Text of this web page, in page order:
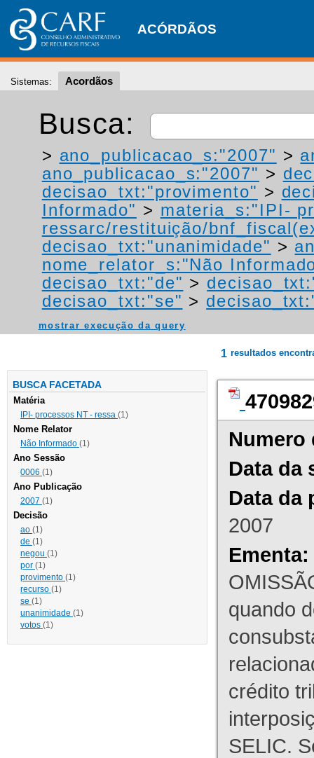
ACÓRDÃOS
Sistemas: Acordãos
Busca:
> ano_publicacao_s:"2007" >
ano_publicacao_s:"2007" >
decisao_txt:"provimento" >
Informado" > materia_s:"IPI-
ressarc/restituição/
decisao_txt:"unanimidade" >
nome_relator_s:"Não
decisao_txt:"de" >
decisao_txt:"se" >
mostrar execução da query
BUSCA FACETADA
Matéria
IPI- processos NT - ressa (1)
Nome Relator
Não Informado (1)
Ano Sessão
0006 (1)
Ano Publicação
2007 (1)
Decisão
ao (1)
de (1)
negou (1)
por (1)
provimento (1)
recurso (1)
se (1)
unanimidade (1)
votos (1)
1 resultados
Numero
Data da
Data da
2007
Ementa:
quando
crédito
SELIC.